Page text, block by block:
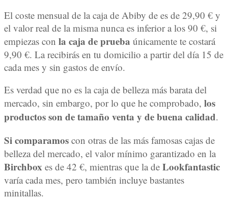
El coste mensual de la caja de Abiby de es de 29,90 € y
el valor real de la misma nunca es inferior a los 90 €, si
empiezas con la caja de prueba únicamente te costará
9,90 €. La recibirás en tu domicilio a partir del día 15 de
cada mes y sin gastos de envío.
Es verdad que no es la caja de belleza más barata del
mercado, sin embargo, por lo que he comprobado, los
productos son de tamaño venta y de buena calidad.
Si comparamos con otras de las más famosas cajas de
belleza del mercado, el valor mínimo garantizado en la
Birchbox es de 42 €, mientras que la de Lookfantastic
varía cada mes, pero también incluye bastantes
minitallas.